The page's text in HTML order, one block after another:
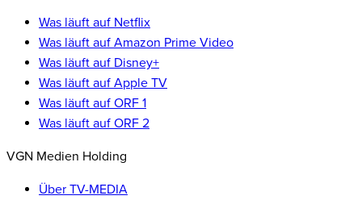
Was läuft auf Netflix
Was läuft auf Amazon Prime Video
Was läuft auf Disney+
Was läuft auf Apple TV
Was läuft auf ORF 1
Was läuft auf ORF 2
VGN Medien Holding
Über TV-MEDIA